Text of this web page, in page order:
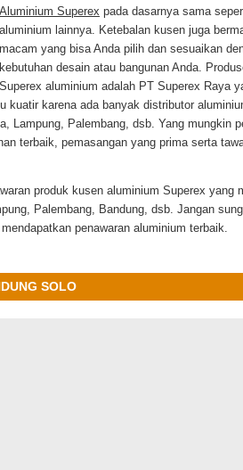
Aluminium Superex pada dasarnya sama
aluminium lainnya. Ketebalan kusen juga
macam yang bisa Anda pilih dan sesuaikan
kebutuhan desain atau bangunan Anda.
Superex aluminium adalah PT Superex Raya
kuatir karena ada banyak distributor
Lampung, Palembang, dsb. Yang mungkin
terbaik, pemasangan yang prima serta
produk kusen aluminium Superex yang
Palembang, Bandung, dsb. Jangan
penawaran aluminium terbaik.
SOLO